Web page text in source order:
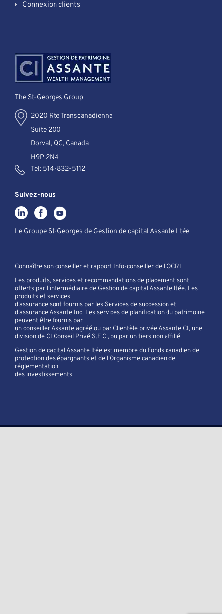
Connexion clients
The St-Georges Group
2020 Rte Transcanadienne
Suite 200
Dorval, QC, Canada
H9P 2N4
Tel: 514-832-5112
Suivez-nous
Le Groupe St-Georges de Gestion de capital Assante Ltée
Connaître son conseiller et rapport Info-conseiller de l’OCRI
Les produits, services et recommandations de placement sont
offerts par l’intermédiaire de Gestion de capital Assante ltée. Les
produits et services
d’assurance sont fournis par les Services de succession et
d’assurance Assante Inc. Les services de planification du patrimoine
peuvent être fournis par
un conseiller Assante agréé ou par Clientèle privée Assante CI, une
division de CI Conseil Privé S.E.C., ou par un tiers non affilié.
Gestion de capital Assante ltée est membre du Fonds canadien de
protection des épargnants et de l’Organisme canadien de
réglementation
des investissements.